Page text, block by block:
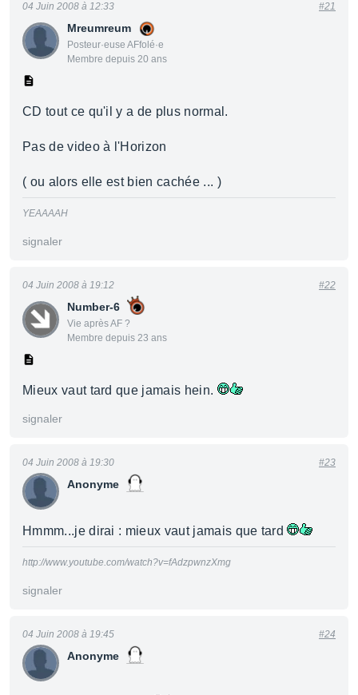
Mreumreum
Posteur·euse AFfolé·e
Membre depuis 20 ans
04 Juin 2008 à 12:33 #21
CD tout ce qu'il y a de plus normal.
Pas de video à l'Horizon
( ou alors elle est bien cachée ... )
YEAAAAH
signaler
Number-6
Vie après AF ?
Membre depuis 23 ans
04 Juin 2008 à 19:12 #22
Mieux vaut tard que jamais hein.
signaler
Anonyme
04 Juin 2008 à 19:30 #23
Hmmm...je dirai : mieux vaut jamais que tard
http://www.youtube.com/watch?v=fAdzpwnzXmg
signaler
Anonyme
04 Juin 2008 à 19:45 #24